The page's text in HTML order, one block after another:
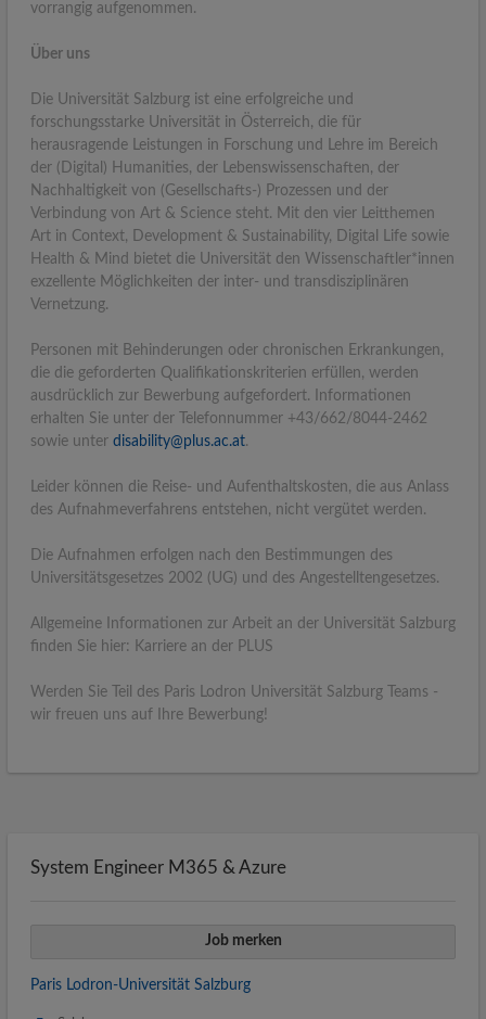
vorrangig aufgenommen.
Über uns
Die Universität Salzburg ist eine erfolgreiche und
forschungsstarke Universität in Österreich, die für
herausragende Leistungen in Forschung und Lehre im Bereich
der (Digital) Humanities, der Lebenswissenschaften, der
Nachhaltigkeit von (Gesellschafts-) Prozessen und der
Verbindung von Art & Science steht. Mit den vier Leitthemen
Art in Context, Development & Sustainability, Digital Life sowie
Health & Mind bietet die Universität den Wissenschaftler*innen
exzellente Möglichkeiten der inter- und transdisziplinären
Vernetzung.
Personen mit Behinderungen oder chronischen Erkrankungen,
die die geforderten Qualifikationskriterien erfüllen, werden
ausdrücklich zur Bewerbung aufgefordert. Informationen
erhalten Sie unter der Telefonnummer +43/662/8044-2462
sowie unter disability@plus.ac.at.
Leider können die Reise- und Aufenthaltskosten, die aus Anlass
des Aufnahmeverfahrens entstehen, nicht vergütet werden.
Die Aufnahmen erfolgen nach den Bestimmungen des
Universitätsgesetzes 2002 (UG) und des Angestelltengesetzes.
Allgemeine Informationen zur Arbeit an der Universität Salzburg
finden Sie hier: Karriere an der PLUS
Werden Sie Teil des Paris Lodron Universität Salzburg Teams -
wir freuen uns auf Ihre Bewerbung!
System Engineer M365 & Azure
Job merken
Paris Lodron-Universität Salzburg